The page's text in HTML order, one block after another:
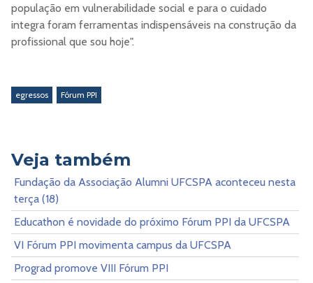
população em vulnerabilidade social e para o cuidado
integra foram ferramentas indispensáveis na construção da
profissional que sou hoje".
egressos Fórum PPI
Veja também
Fundação da Associação Alumni UFCSPA aconteceu nesta
terça (18)
Educathon é novidade do próximo Fórum PPI da UFCSPA
VI Fórum PPI movimenta campus da UFCSPA
Prograd promove VIII Fórum PPI